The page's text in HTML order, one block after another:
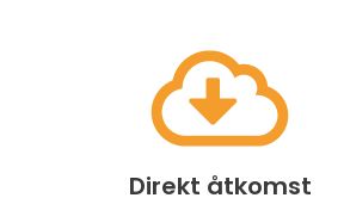
Direkt åtkomst